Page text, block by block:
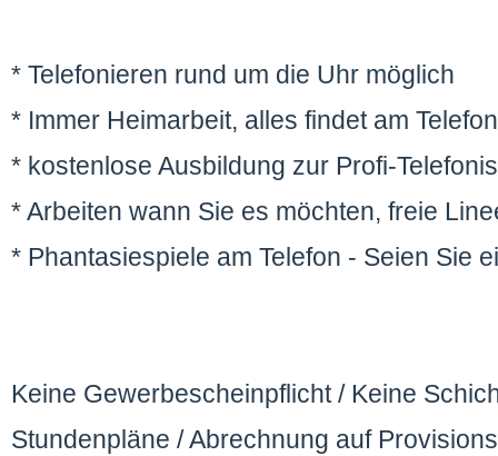
* Telefonieren rund um die Uhr möglich
* Immer Heimarbeit, alles findet am
* kostenlose Ausbildung zur Profi-
* Arbeiten wann Sie es möchten, freie
* Phantasiespiele am Telefon - Seien Sie
Keine Gewerbescheinpflicht / Keine
Stundenpläne / Abrechnung auf